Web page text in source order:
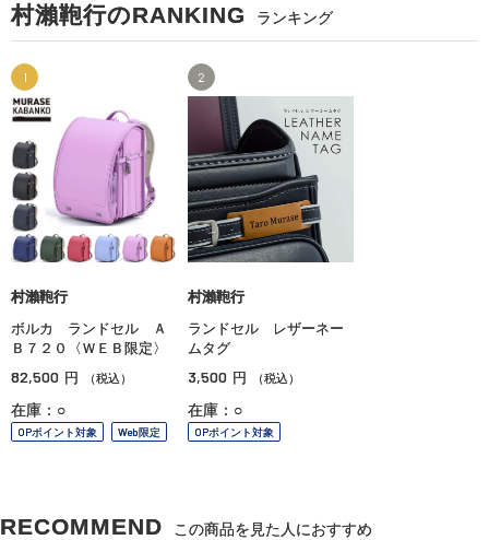
村瀨鞄行のRANKING ランキング
1
村瀨鞄行
ボルカ ランドセル Ａ
Ｂ７２０〈ＷＥＢ限定〉
82,500 円 （税込）
在庫：○
OPポイント対象 Web限定
2
村瀨鞄行
ランドセル レザーネー
ムタグ
3,500 円 （税込）
在庫：○
OPポイント対象
RECOMMEND この商品を見た人におすすめ